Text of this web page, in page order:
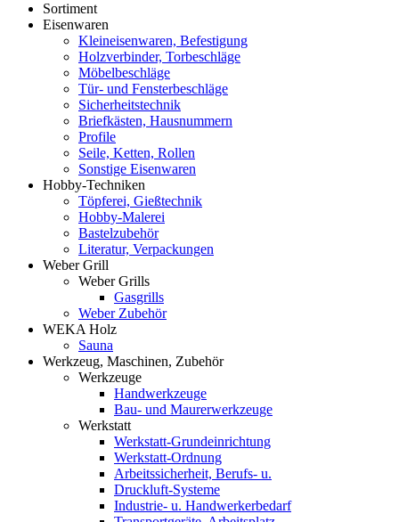
Sortiment
Eisenwaren
Kleineisenwaren, Befestigung
Holzverbinder, Torbeschläge
Möbelbeschläge
Tür- und Fensterbeschläge
Sicherheitstechnik
Briefkästen, Hausnummern
Profile
Seile, Ketten, Rollen
Sonstige Eisenwaren
Hobby-Techniken
Töpferei, Gießtechnik
Hobby-Malerei
Bastelzubehör
Literatur, Verpackungen
Weber Grill
Weber Grills
Gasgrills
Weber Zubehör
WEKA Holz
Sauna
Werkzeug, Maschinen, Zubehör
Werkzeuge
Handwerkzeuge
Bau- und Maurerwerkzeuge
Werkstatt
Werkstatt-Grundeinrichtung
Werkstatt-Ordnung
Arbeitssicherheit, Berufs- u.
Druckluft-Systeme
Industrie- u. Handwerkerbedarf